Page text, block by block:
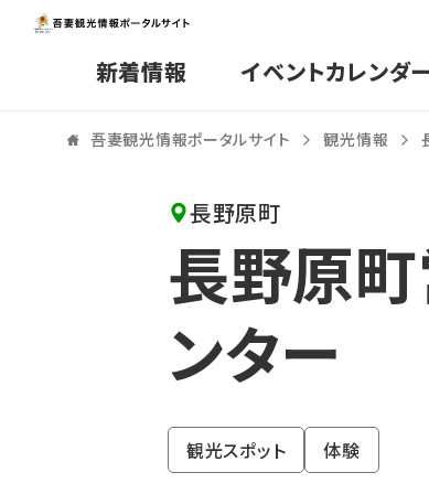
新着情報 イベントカレンダ
吾妻観光情報ポータルサイト 観光情報
長野原町
長野原
ンター
観光スポット 体験